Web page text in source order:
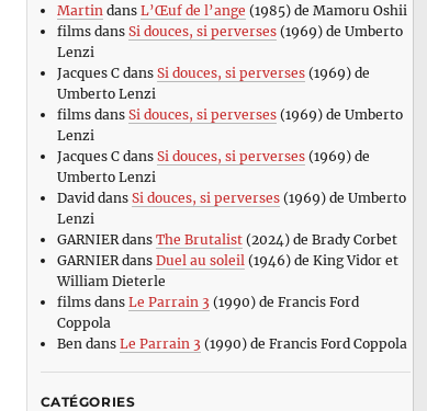
Martin dans L’Œuf de l’ange (1985) de Mamoru Oshii
filmsdans Si douces, si perverses(1969) de Umberto
Lenzi
Jacques Cdans Si douces, si perverses(1969) de
Umberto Lenzi
filmsdans Si douces, si perverses(1969) de Umberto
Lenzi
Jacques Cdans Si douces, si perverses(1969) de
Umberto Lenzi
David dans Si douces, si perverses(1969) de Umberto
Lenzi
GARNIERdans The Brutalist(2024) de Brady Corbet
GARNIERdans Duel au soleil (1946) de King Vidor et
William Dieterle
filmsdans Le Parrain 3 (1990) de Francis Ford
Coppola
Ben dans Le Parrain 3 (1990) de Francis Ford Coppola
CATÉGORIES